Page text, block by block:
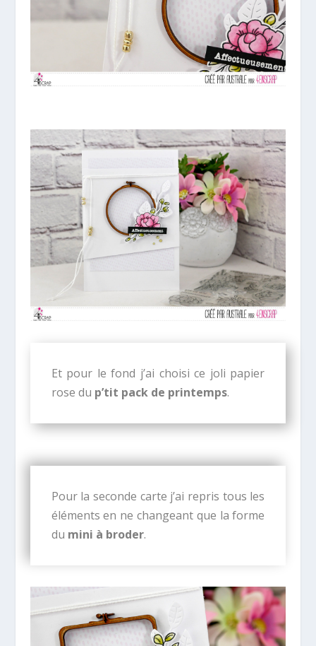
Et pour le fond j’ai choisi ce joli papier
rose du p’tit pack de printemps.
Pour la seconde carte j’ai repris tous les
éléments en ne changeant que la forme
du mini à broder.